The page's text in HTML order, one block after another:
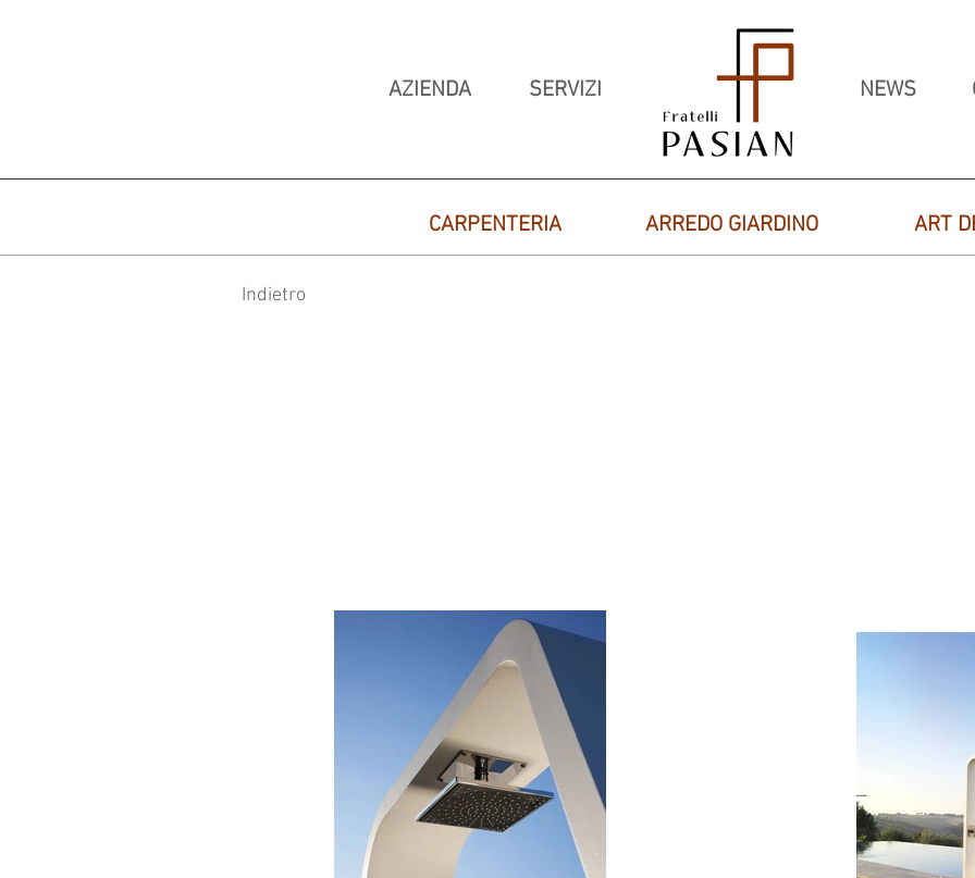
AZIENDA SERVIZI NEWS
CARPENTERIA ARREDO GIARDINO ART
Indietro